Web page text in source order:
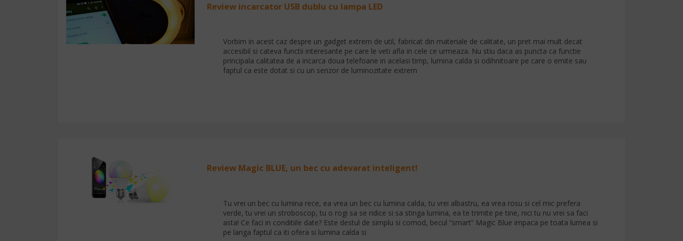
Review incarcator USB dublu cu lampa LED
Vorbim in acest caz despre un gadget extrem de util, fabricat din materiale de calitate, un pret mai mult decat
accesibil si cateva functii interesante pe care le veti afla in cele ce urmeaza. Nu stiu daca as puncta ca functie
principala calitatea de a incarca doua telefoane in acelasi timp, lumina calda si odihnitoare pe care o emite sau
faptul ca este dotat si cu un senzor de luminozitate extrem
Review Magic BLUE, un bec cu adevarat inteligent!
Tu vrei un bec cu lumina rece, ea vrea un bec cu lumina calda, tu vrei albastru, ea vrea rosu si cel mic prefera
verde, tu vrei un stroboscop, tu o rogi sa se ridice si sa stinga lumina, ea te trimite pe tine, nici tu nu vrei sa faci
asta! Ce faci in conditiile date? Este destul de simplu si comod, becul “smart” Magic Blue impaca pe toata lumea si
pe langa faptul ca iti ofera si lumina calda si